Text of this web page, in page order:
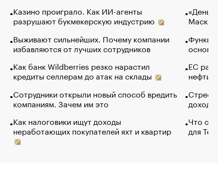
Казино проиграло. Как ИИ-агенты
разрушают букмекерскую индустрию
Выживают сильнейших. Почему компании
избавляются от лучших сотрудников
Как банк Wildberries резко нарастил
кредиты селлерам до атак на склады
Сотрудники открыли новый способ вредить
компаниям. Зачем им это
Как налоговики ищут доходы
неработающих покупателей яхт и квартир
Маск в
основ
ЕС
нефти
Что
для